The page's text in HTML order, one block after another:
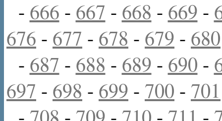
- 666 - 667 - 668 - 669 -
676 - 677 - 678 - 679 - 680
- 687 - 688 - 689 - 690 -
697 - 698 - 699 - 700 - 701